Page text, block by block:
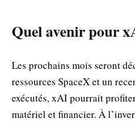
Quel avenir pour
Les prochains mois seront
ressources SpaceX et un
exécutés, xAI pourrait
matériel et financier. À